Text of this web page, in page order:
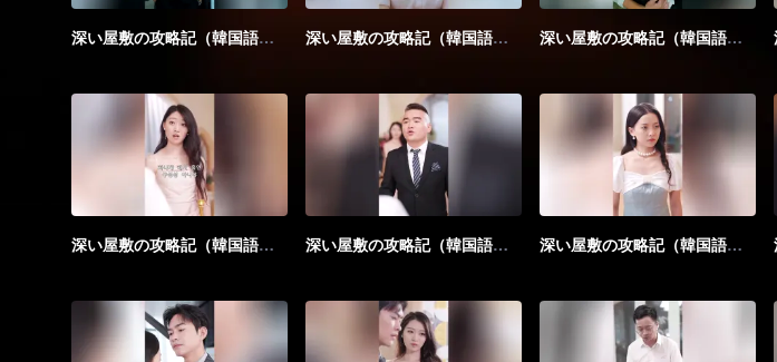
深い屋敷の攻略記（韓国語版）_第06話 深い屋敷の攻略記（韓国語版）_第07話 深い屋敷の攻略記（韓国語版）_第08話
深い屋敷の攻略記（韓国語版）_第11話 深い屋敷の攻略記（韓国語版）_第12話 深い屋敷の攻略記（韓国語版）_第13話